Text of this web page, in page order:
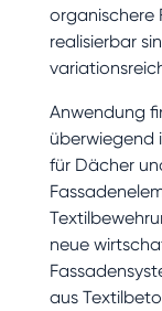
organischere
realisierbar
Anwendung
überwiegend
für Dächer
neue
aus